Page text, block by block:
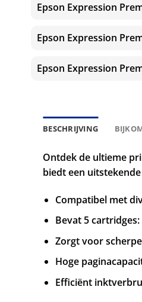
Epson Expression
Epson Expression
Epson Expression
BESCHRIJVING
Ontdek de ultieme
biedt een
Compatibel met
Bevat 5 cartridges:
Zorgt voor
Hoge
Efficiënt